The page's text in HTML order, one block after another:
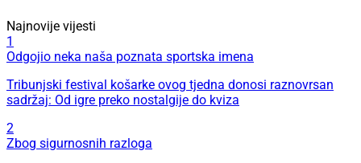
Najnovije vijesti
1
Odgojio neka naša poznata sportska imena
Tribunjski festival košarke ovog tjedna donosi raznovrsan
sadržaj: Od igre preko nostalgije do kviza
2
Zbog sigurnosnih razloga